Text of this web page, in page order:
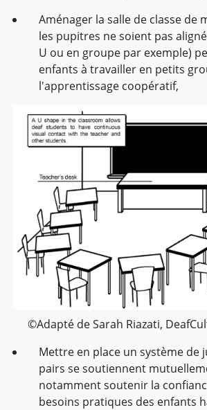
Aménager la salle de classe de
les pupitres ne soient pas
U ou en groupe par exemple)
enfants à travailler en petits
l'apprentissage coopératif,
©Adapté de Sarah Riazati,
Mettre en place un système de
pairs se soutiennent
notamment soutenir la
besoins pratiques des enfants